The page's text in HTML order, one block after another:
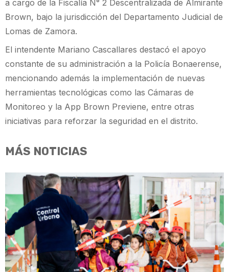
a cargo de la Fiscalía N° 2 Descentralizada de Almirante
Brown, bajo la jurisdicción del Departamento Judicial de
Lomas de Zamora.
El intendente Mariano Cascallares destacó el apoyo
constante de su administración a la Policía Bonaerense,
mencionando además la implementación de nuevas
herramientas tecnológicas como las Cámaras de
Monitoreo y la App Brown Previene, entre otras
iniciativas para reforzar la seguridad en el distrito.
MÁS NOTICIAS